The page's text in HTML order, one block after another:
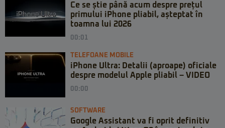
Ce se știe până acum despre prețul
primului iPhone pliabil, așteptat în
toamna lui 2026
00:01
TELEFOANE MOBILE
iPhone Ultra: Detalii (aproape) oficiale
despre modelul Apple pliabil – VIDEO
00:00
SOFTWARE
Google Assistant va fi oprit definitiv